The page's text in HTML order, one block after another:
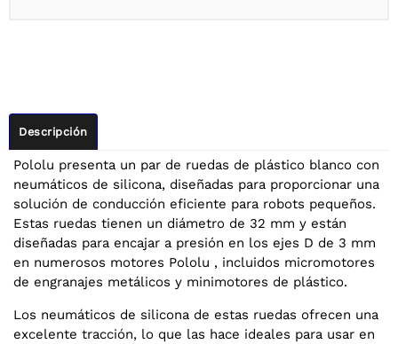
Descripción
Pololu presenta un par de ruedas de plástico blanco con
neumáticos de silicona, diseñadas para proporcionar una
solución de conducción eficiente para robots pequeños.
Estas ruedas tienen un diámetro de 32 mm y están
diseñadas para encajar a presión en los ejes D de 3 mm
en numerosos motores Pololu , incluidos micromotores
de engranajes metálicos y minimotores de plástico.
Los neumáticos de silicona de estas ruedas ofrecen una
excelente tracción, lo que las hace ideales para usar en